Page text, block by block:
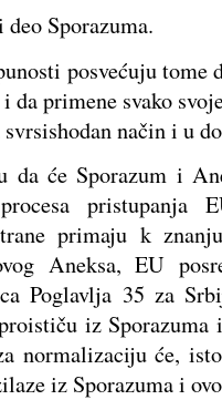
Sporazuma.
posvećuju tome
da primene svako
način i u
da će Sporazum i
pristupanja
primaju k
Aneksa, EU
Poglavlja 35 za
iz Sporazuma
normalizaciju će,
iz Sporazuma i